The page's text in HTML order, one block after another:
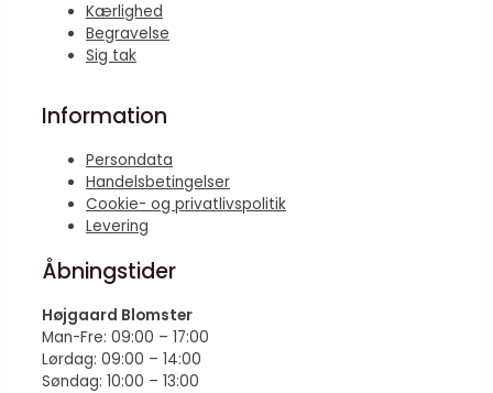
Kærlighed
Begravelse
Sig tak
Information
Persondata
Handelsbetingelser
Cookie- og privatlivspolitik
Levering
Åbningstider
Højgaard Blomster
Man-Fre: 09:00 – 17:00
Lørdag: 09:00 – 14:00
Søndag: 10:00 – 13:00